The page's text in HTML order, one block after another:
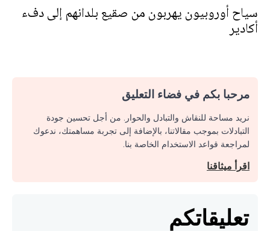
سياح أوروبيون يهربون من صقيع بلدانهم إلى دفء
أكادير
مرحبا بكم في فضاء التعليق
نريد مساحة للنقاش والتبادل والحوار. من أجل تحسين جودة
التبادلات بموجب مقالاتنا، بالإضافة إلى تجربة مساهمتك، ندعوك
لمراجعة قواعد الاستخدام الخاصة بنا.
اقرأ ميثاقنا
تعليقاتكم